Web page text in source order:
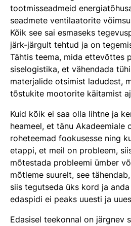
tootmisseadmeid
seadmete ventilaatorite
Kõik see sai esmaseks
järk-järgult tehtud ja on
Tähtis teema, mida ettevõttes
siselogistika, et vähendada
materjalide otsimist ladudest,
tõstukite mootorite käitamist
Kuid kõik ei saa olla lihtne ja
heameel, et tänu Akadeemiale
roheteemad fookusesse ning
etappi, et meil on probleem,
mõtestada probleemi ümber
mõtleme suurelt, see
siis tegutseda üks kord ja
edaspidi ei peaks uuesti ja
Edasisel teekonnal on järgnev